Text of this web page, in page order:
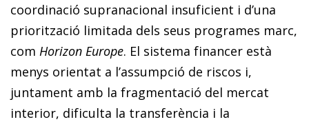
coordinació supranacional insuficient i d’una
priorització limitada dels seus programes marc,
com Horizon Europe. El sistema financer està
menys orientat a l’assumpció de riscos i,
juntament amb la fragmentació del mercat
interior, dificulta la transferència i la